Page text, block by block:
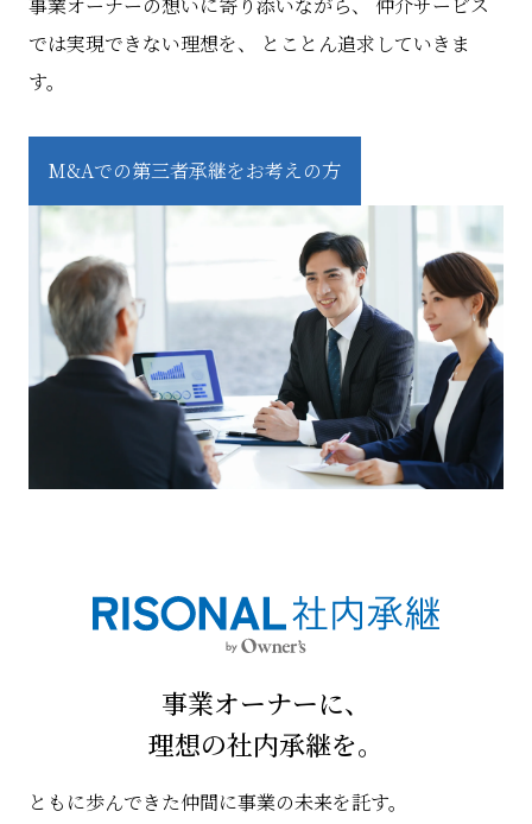
では実現できない理想を、
とことん追求していきま
す。
M&Aでの第三者承継をお考えの方
事業オーナーに、
理想の社内承継を。
ともに歩んできた仲間に事業の未来を託す。